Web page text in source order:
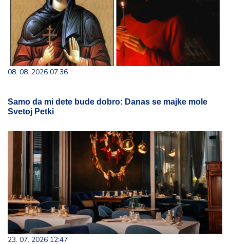
08. 08. 2026 07:36
Samo da mi dete bude dobro: Danas se majke mole
Svetoj Petki
23. 07. 2026 12:47